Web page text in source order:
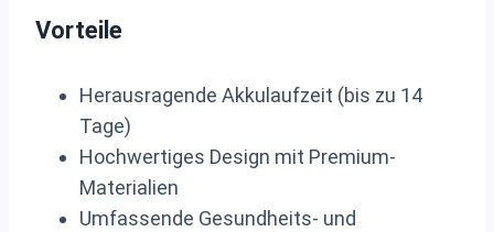
Vorteile
Herausragende Akkulaufzeit (bis zu 14
Tage)
Hochwertiges Design mit Premium-
Materialien
Umfassende Gesundheits- und